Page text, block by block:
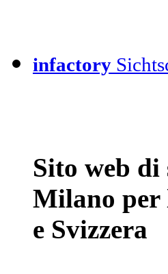
infactory
Sito web
Milano per
e Svizzera